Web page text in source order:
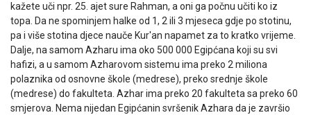
kažete uči npr. 25. ajet sure Rahman, a oni ga počnu učiti ko iz
topa. Da ne spominjem halke od 1, 2 ili 3 mjeseca gdje po stotinu,
pa i više stotina djece nauče Kur'an napamet za to kratko vrijeme.
Dalje, na samom Azharu ima oko 500 000 Egipćana koji su svi
hafizi, a u samom Azharovom sistemu ima preko 2 miliona
polaznika od osnovne škole (medrese), preko srednje škole
(medrese) do fakulteta. Azhar ima preko 20 fakulteta sa preko 60
smjerova. Nema nijedan Egipćanin svršenik Azhara da je završio